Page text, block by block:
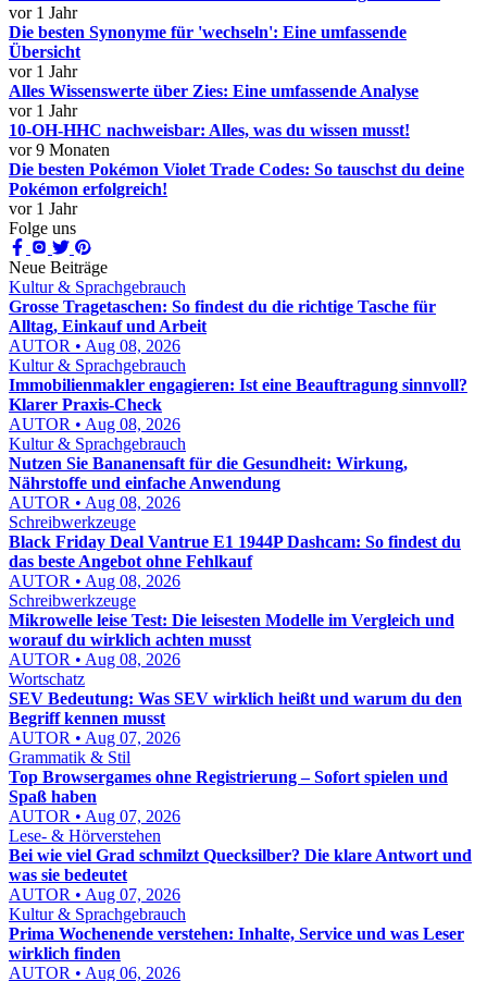
vor 1 Jahr
Die besten Synonyme für 'wechseln': Eine umfassende
Übersicht
vor 1 Jahr
Alles Wissenswerte über Zies: Eine umfassende Analyse
vor 1 Jahr
10-OH-HHC nachweisbar: Alles, was du wissen musst!
vor 9 Monaten
Die besten Pokémon Violet Trade Codes: So tauschst du deine
Pokémon erfolgreich!
vor 1 Jahr
Folge uns
Neue Beiträge
Kultur & Sprachgebrauch
Grosse Tragetaschen: So findest du die richtige Tasche für
Alltag, Einkauf und Arbeit
AUTOR • Aug 08, 2026
Kultur & Sprachgebrauch
Immobilienmakler engagieren: Ist eine Beauftragung sinnvoll?
Klarer Praxis-Check
AUTOR • Aug 08, 2026
Kultur & Sprachgebrauch
Nutzen Sie Bananensaft für die Gesundheit: Wirkung,
Nährstoffe und einfache Anwendung
AUTOR • Aug 08, 2026
Schreibwerkzeuge
Black Friday Deal Vantrue E1 1944P Dashcam: So findest du
das beste Angebot ohne Fehlkauf
AUTOR • Aug 08, 2026
Schreibwerkzeuge
Mikrowelle leise Test: Die leisesten Modelle im Vergleich und
worauf du wirklich achten musst
AUTOR • Aug 08, 2026
Wortschatz
SEV Bedeutung: Was SEV wirklich heißt und warum du den
Begriff kennen musst
AUTOR • Aug 07, 2026
Grammatik & Stil
Top Browsergames ohne Registrierung – Sofort spielen und
Spaß haben
AUTOR • Aug 07, 2026
Lese- & Hörverstehen
Bei wie viel Grad schmilzt Quecksilber? Die klare Antwort und
was sie bedeutet
AUTOR • Aug 07, 2026
Kultur & Sprachgebrauch
Prima Wochenende verstehen: Inhalte, Service und was Leser
wirklich finden
AUTOR • Aug 06, 2026